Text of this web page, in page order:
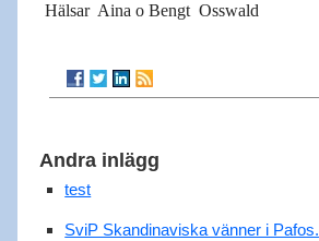
Hälsar Aina o Bengt Osswald
Andra inlägg
test
SviP Skandinaviska vänner i Pafos.